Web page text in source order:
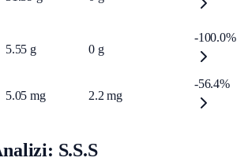
5.55 g 0 g
-100.0%
5.05 mg 2.2 mg
-56.4%
S.S.S